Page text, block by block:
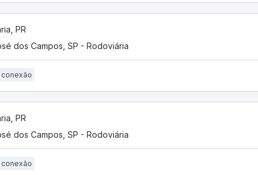
PR
dos Campos, SP - Rodoviária
conexão
PR
dos Campos, SP - Rodoviária
conexão